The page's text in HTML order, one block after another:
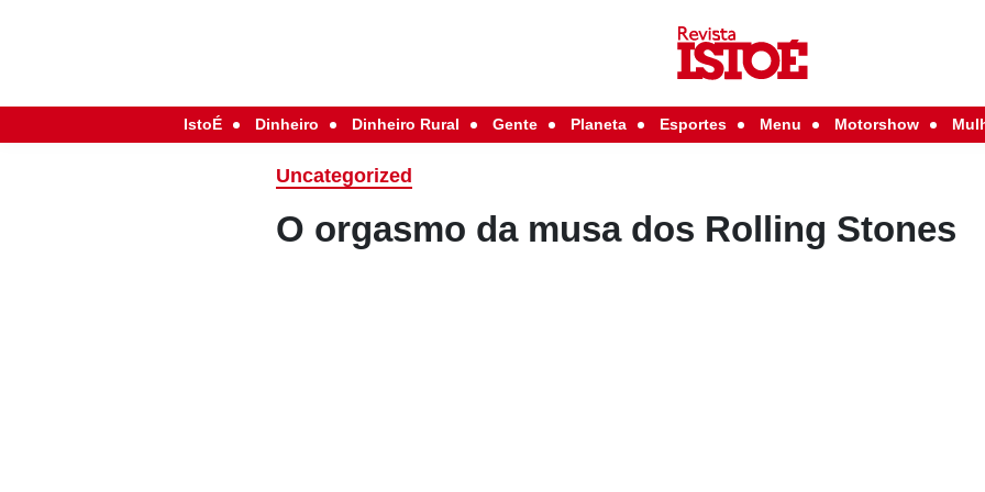
IstoÉ Dinheiro Dinheiro Rural Gente Planeta Esportes Menu Motorshow
Uncategorized
O orgasmo da musa dos Rolling Stones